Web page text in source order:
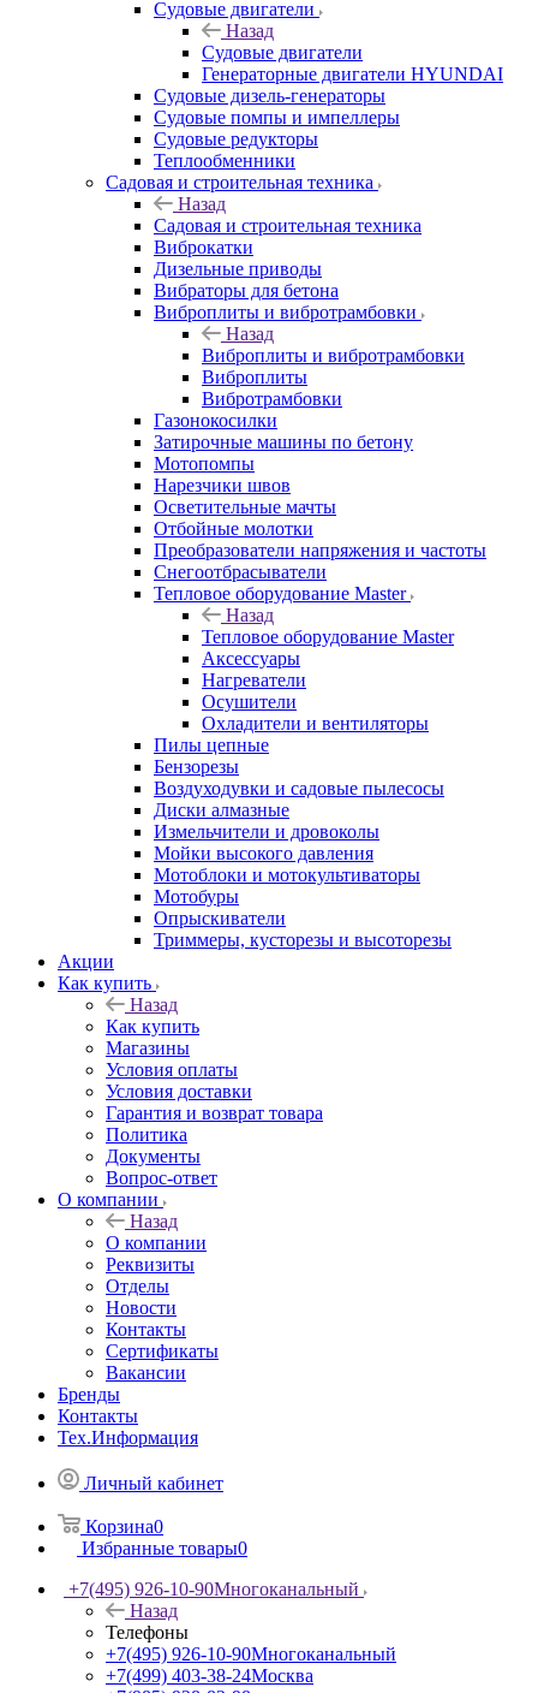
Судовые двигатели
Назад
Судовые двигатели
Генераторные двигатели HYUNDAI
Судовые дизель-генераторы
Судовые помпы и импеллеры
Судовые редукторы
Теплообменники
Садовая и строительная техника
Назад
Садовая и строительная техника
Виброкатки
Дизельные приводы
Вибраторы для бетона
Виброплиты и вибротрамбовки
Назад
Виброплиты и вибротрамбовки
Виброплиты
Вибротрамбовки
Газонокосилки
Затирочные машины по бетону
Мотопомпы
Нарезчики швов
Осветительные мачты
Отбойные молотки
Преобразователи напряжения и частоты
Снегоотбрасыватели
Тепловое оборудование Master
Назад
Тепловое оборудование Master
Аксессуары
Нагреватели
Осушители
Охладители и вентиляторы
Пилы цепные
Бензорезы
Воздуходувки и садовые пылесосы
Диски алмазные
Измельчители и дровоколы
Мойки высокого давления
Мотоблоки и мотокультиваторы
Мотобуры
Опрыскиватели
Триммеры, кусторезы и высоторезы
Акции
Как купить
Назад
Как купить
Магазины
Условия оплаты
Условия доставки
Гарантия и возврат товара
Политика
Документы
Вопрос-ответ
О компании
Назад
О компании
Реквизиты
Отделы
Новости
Контакты
Сертификаты
Вакансии
Бренды
Контакты
Тех.Информация
Личный кабинет
Корзина0
Избранные товары0
+7(495) 926-10-90Многоканальный
Назад
Телефоны
+7(495) 926-10-90Многоканальный
+7(499) 403-38-24Москва